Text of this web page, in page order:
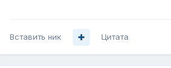
Вставить ник Цитата